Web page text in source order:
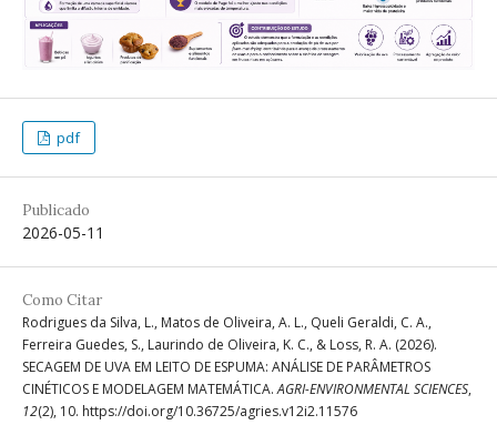
pdf
Publicado
2026-05-11
Como Citar
Rodrigues da Silva, L., Matos de Oliveira, A. L., Queli Geraldi, C. A.,
Ferreira Guedes, S., Laurindo de Oliveira, K. C., & Loss, R. A. (2026).
SECAGEM DE UVA EM LEITO DE ESPUMA: ANÁLISE DE PARÂMETROS
CINÉTICOS E MODELAGEM MATEMÁTICA.AGRI-ENVIRONMENTAL SCIENCES,
12(2), 10. https://doi.org/10.36725/agries.v12i2.11576